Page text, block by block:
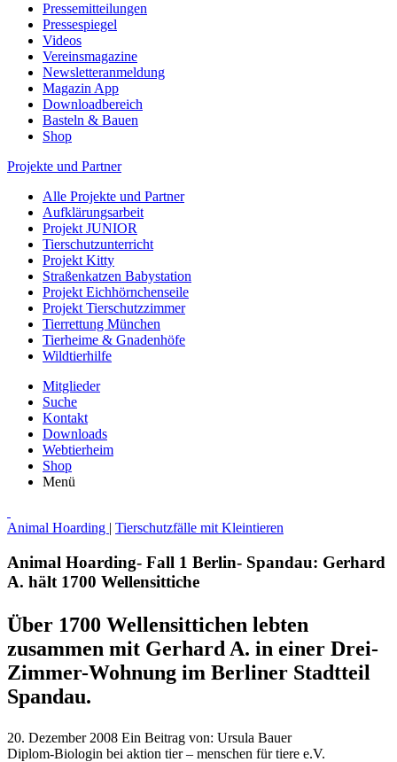
Pressemitteilungen
Pressespiegel
Videos
Vereinsmagazine
Newsletteranmeldung
Magazin App
Downloadbereich
Basteln & Bauen
Shop
Projekte und Partner
Alle Projekte und Partner
Aufklärungsarbeit
Projekt JUNIOR
Tierschutzunterricht
Projekt Kitty
Straßenkatzen Babystation
Projekt Eichhörnchenseile
Projekt Tierschutzzimmer
Tierrettung München
Tierheime & Gnadenhöfe
Wildtierhilfe
Mitglieder
Suche
Kontakt
Downloads
Webtierheim
Shop
Menü
Animal Hoarding | Tierschutzfälle mit Kleintieren
Animal Hoarding- Fall 1 Berlin- Spandau: Gerhard
A. hält 1700 Wellensittiche
Über 1700 Wellensittichen lebten
zusammen mit Gerhard A. in einer Drei-
Zimmer-Wohnung im Berliner Stadtteil
Spandau.
20. Dezember 2008 Ein Beitrag von: Ursula Bauer
Diplom-Biologin bei aktion tier – menschen für tiere e.V.